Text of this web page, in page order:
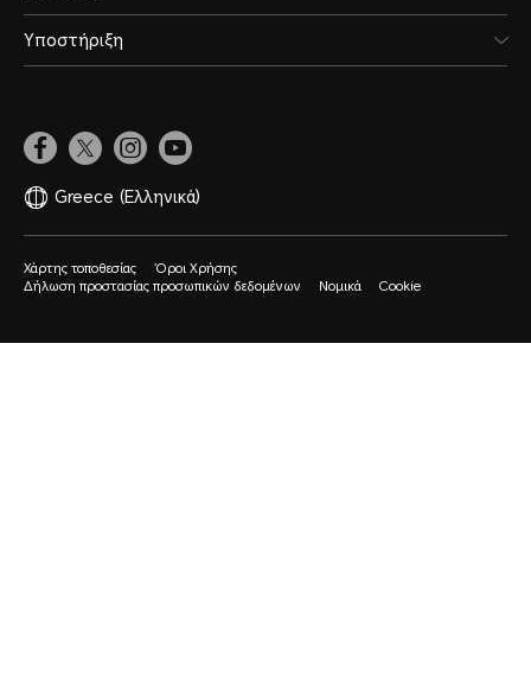
Υποστήριξη
Greece (Ελληνικά)
Χάρτης τοποθεσίας
Όροι Χρήσης
Δήλωση προστασίας προσωπικών δεδομένων
Νομικά Cookie